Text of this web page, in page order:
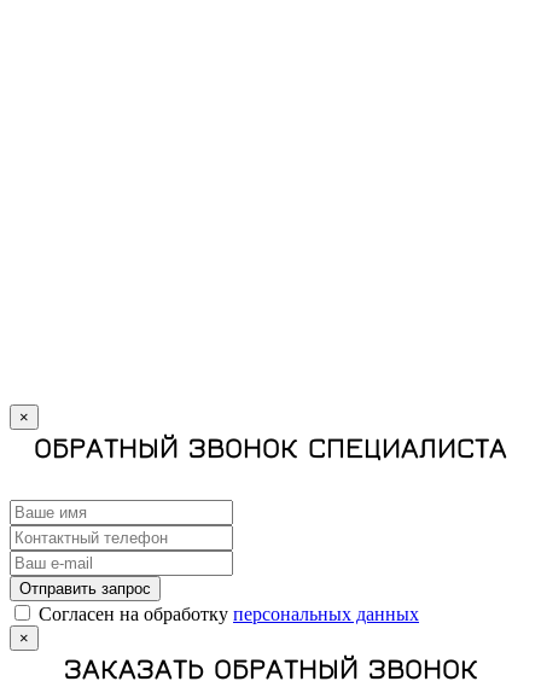
×
ОБРАТНЫЙ ЗВОНОК СПЕЦИАЛИСТА
Отправить запрос
Cогласен на обработку персональных данных
×
ЗАКАЗАТЬ ОБРАТНЫЙ ЗВОНОК